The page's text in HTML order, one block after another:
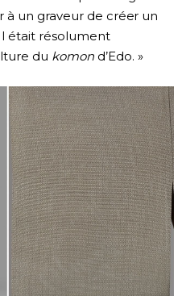
à un graveur de créer un
était résolument
du komond’Edo. »